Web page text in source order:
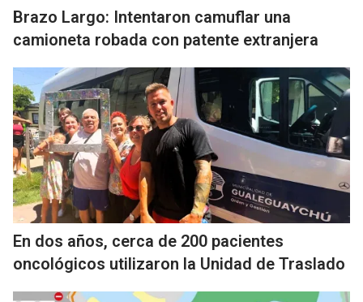
Brazo Largo: Intentaron camuflar una
camioneta robada con patente extranjera
En dos años, cerca de 200 pacientes
oncológicos utilizaron la Unidad de Traslado